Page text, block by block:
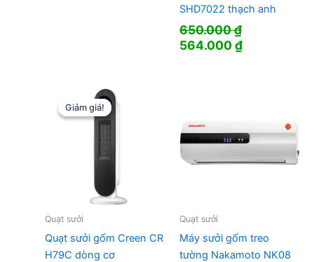
SHD7022 thạch anh
650.000₫
Giá
564.000₫Giá
Giảm giá!
Giảm giá!
Quạt sưởi
Quạt sưởi gốm Creen CR
H79C dòng cơ
Quạt sưởi
Máy sưởi gốm treo
tường Nakamoto NK08